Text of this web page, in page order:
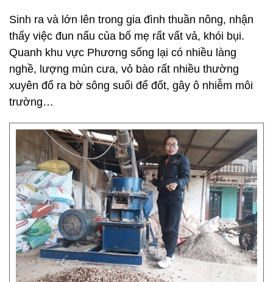
Sinh ra và lớn lên trong gia đình thuần nông, nhận
thấy việc đun nấu của bố mẹ rất vất vả, khói bụi.
Quanh khu vực Phương sống lại có nhiều làng
nghề, lượng mùn cưa, vỏ bào rất nhiều thường
xuyên đổ ra bờ sông suối để đốt, gây ô nhiễm môi
trường…